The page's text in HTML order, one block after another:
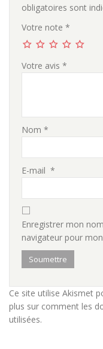
obligatoires sont
Votre note *
Votre avis *
Nom *
E-mail *
Enregistrer mon
navigateur pour
Ce site utilise Akismet
plus sur comment les
utilisées.